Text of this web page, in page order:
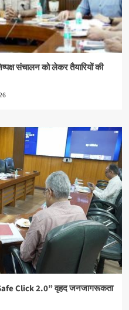
संचालन को लेकर तैयारियों की
Click 2.0” वृहद जनजागरूकता